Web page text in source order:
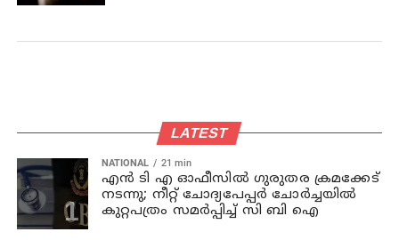
LATEST
NATIONAL 21 min
എന്‍ ടി എ ഓഫീസില്‍ ഗുരുതര ക്രമക്കേട്
നടന്നു; നീറ്റ് ചോദ്യപേപ്പര്‍ ചോര്‍ച്ചയില്‍
കുറ്റപത്രം സമര്‍പ്പിച്ച് സി ബി ഐ